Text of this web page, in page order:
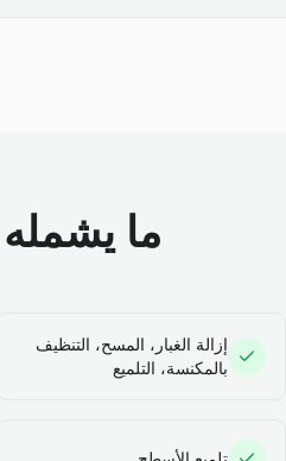
ما
إزالة الغبار، المسح، التنظيف
بالمكنسة، التلميع